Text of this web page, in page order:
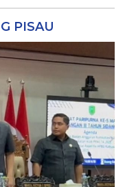
PISAU